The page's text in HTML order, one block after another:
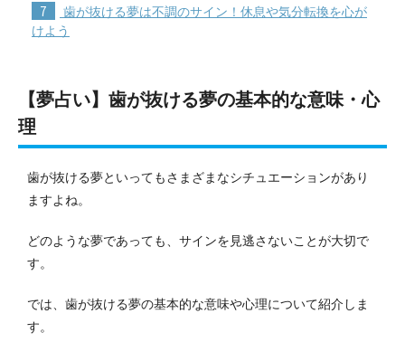
7
歯が抜ける夢は不調のサイン！休息や気分転換を心が
けよう
【夢占い】歯が抜ける夢の基本的な意味・心
理
歯が抜ける夢といってもさまざまなシチュエーションがあり
ますよね。
どのような夢であっても、サインを見逃さないことが大切で
す。
では、歯が抜ける夢の基本的な意味や心理について紹介しま
す。